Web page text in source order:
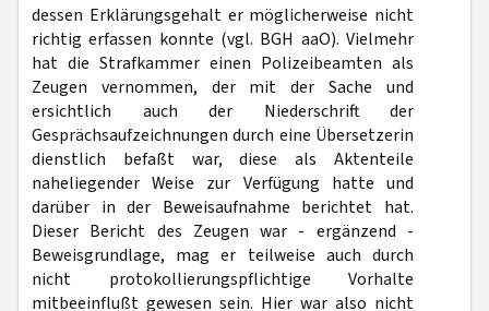
dessen Erklärungsgehalt er möglicherweise nicht
richtig erfassen konnte (vgl. BGH aaO). Vielmehr
hat die Strafkammer einen Polizeibeamten als
Zeugen vernommen, der mit der Sache und
ersichtlich auch der Niederschrift der
Gesprächsaufzeichnungen durch eine Übersetzerin
dienstlich befaßt war, diese als Aktenteile
naheliegender Weise zur Verfügung hatte und
darüber in der Beweisaufnahme berichtet hat.
Dieser Bericht des Zeugen war - ergänzend -
Beweisgrundlage, mag er teilweise auch durch
nicht protokollierungspflichtige Vorhalte
mitbeeinflußt gewesen sein. Hier war also nicht